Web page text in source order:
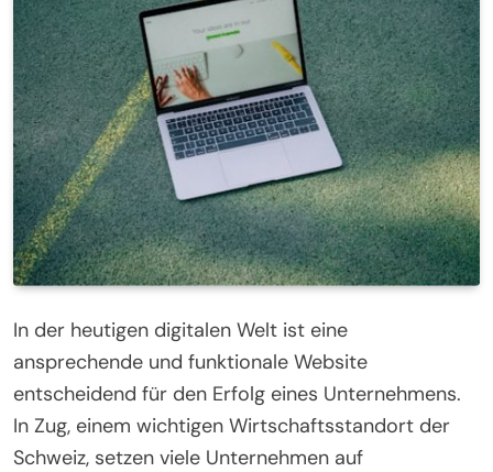
In der heutigen digitalen Welt ist eine
ansprechende und funktionale Website
entscheidend für den Erfolg eines Unternehmens.
In Zug, einem wichtigen Wirtschaftsstandort der
Schweiz, setzen viele Unternehmen auf